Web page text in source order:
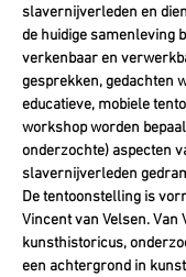
slavernijverleden en
de huidige samenleving
verkenbaar en
gesprekken, gedachten
educatieve, mobiele
workshop worden
onderzochte) aspecten
slavernijverleden
De tentoonstelling is
Vincent van Velsen. Van
kunsthistoricus,
een achtergrond in